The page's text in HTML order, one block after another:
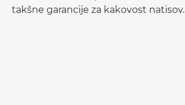
takšne garancije za kakovost natisov.